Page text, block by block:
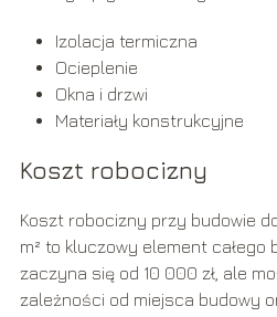
Izolacja termiczna
Ocieplenie
Okna i drzwi
Materiały konstrukcyjne
Koszt robocizny
Koszt robocizny przy budowie
m² to kluczowy element całego
zaczyna się od 10 000 zł, ale
zależności od miejsca budowy